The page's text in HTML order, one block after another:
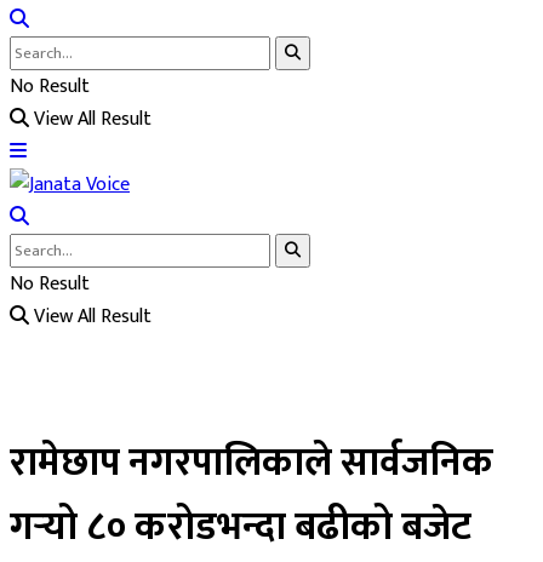
No Result
View All Result
No Result
View All Result
रामेछाप नगरपालिकाले सार्वजनिक
गर्‍यो ८० करोडभन्दा बढीको बजेट